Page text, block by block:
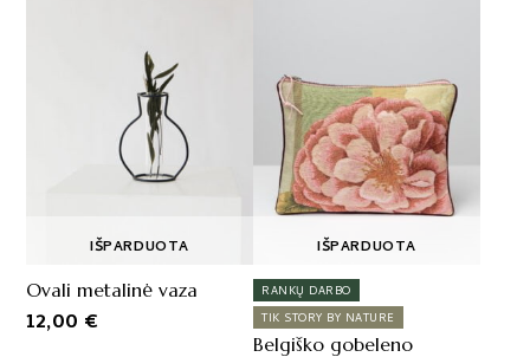
Ovali metalinė vaza
12,00 €
IŠPARDUOTA
RANKŲ DARBO
TIK STORY BY NATURE
Belgiško gobeleno
IŠPARDUOTA